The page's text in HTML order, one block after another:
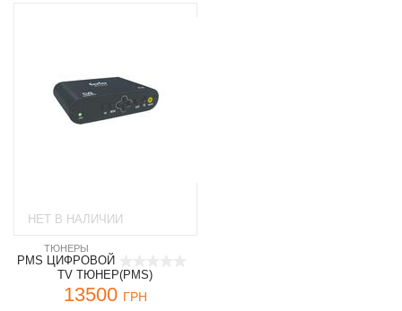
НЕТ В НАЛИЧИИ
ТЮНЕРЫ
PMS ЦИФРОВОЙ
TV ТЮНЕР(PMS)
13500 ГРН